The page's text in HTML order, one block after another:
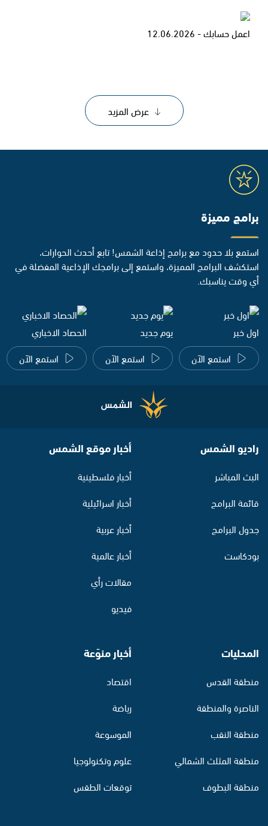
اعمل حسابك - 12.06.2026
عرض المزيد
برامج مميزة
استمع بلا حدود مع برامج إذاعة الشمس! تابع أحدث الحوارات،
استكشف البرامج المميزة، واستمع إلى برامجك الإذاعية المفضلة في
أي وقت يناسبك.
اول خبر
استمع الآن
يوم جديد
استمع الآن
الحصاد الاخباري
استمع الآن
راديو الشمس
البث المباشر
قائمة البرامج
جدول البرامج
بودكاست
أخبار موقع الشمس
أخبار فلسطينية
أخبار اسرائيلية
أخبار عربية
أخبار عالمية
مقالات رأي
فيديو
المحليات
منطقة القدس
الناصرة والمنطقة
منطقة النقب
منطقة المثلث الشمالي
منطقة البطوف
أخبار منوّعة
اقتصاد
رياضة
الموسوعة
علوم وتكنولوجيا
توقعات الطقس